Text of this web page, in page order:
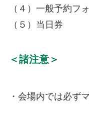
（４）一般予約フ
（５）当日券
＜諸注意＞
・会場内では必ず